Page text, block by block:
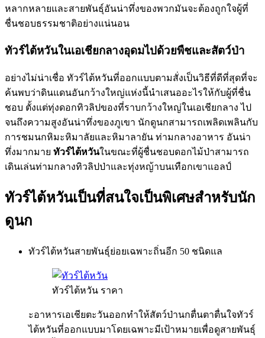
หลากหลายและสายพันธุ์อันน่าทึ่งของพวกมันจะต้องถูกใจผู้ที่
ชื่นชอบธรรมชาติอย่างแน่นอน
ทัวร์ไต้หวันในเอเชียกลางอุดมไปด้วยพืชและสัตว์ป่า
อย่างไม่น่าเชื่อ ทัวร์ไต้หวันที่ออกแบบตามสั่งเป็นวิธีที่ดีที่สุดที่จะ
ค้นพบว่าดินแดนอันกว้างใหญ่แห่งนี้นำเสนออะไรให้กับผู้ที่ชื่น
ชอบ ตั้งแต่ทุ่งดอกทิวลิปของที่ราบกว้างใหญ่ในเอเชียกลาง ไป
จนถึงความสูงอันน่าทึ่งของภูเขา นักดูนกสามารถเพลิดเพลินกับ
การชมนกหิมะหิมาลัยและหิมาลายัน ท่ามกลางอาหาร อันน่า
ทึ่งมากมาย ทัวร์ไต้หวันในขณะที่ผู้ชื่นชอบดอกไม้ป่าสามารถ
เดินเล่นท่ามกลางทิวลิปป่าและทุ่งหญ้าบนเทือกเขาแอลป์
ทัวร์ไต้หวันเป็นที่สนใจเป็นพิเศษสำหรับนัก
ดูนก
ทัวร์ไต้หวันสายพันธุ์ย่อยเฉพาะถิ่นอีก 50 ชนิดแล
ทัวร์ไต้หวัน ราคา
ะอาหารเอเชียตะวันออกทำให้สัตว์ป่านกตื่นตาตื่นใจทัวร์
ไต้หวันที่ออกแบบมาโดยเฉพาะมีเป้าหมายเพื่อดูสายพันธุ์